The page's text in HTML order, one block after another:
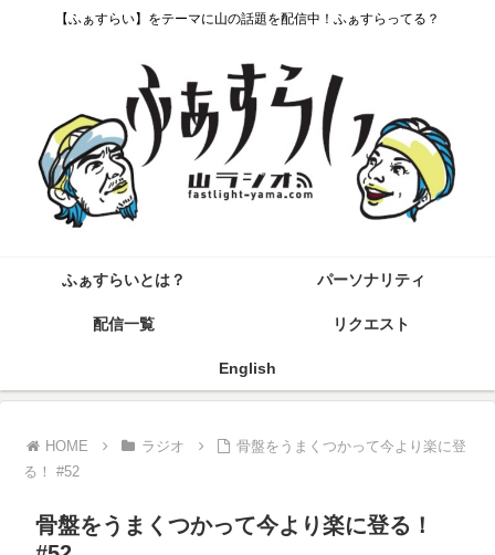
【ふぁすらい】をテーマに山の話題を配信中！ふぁすらってる？
ふぁすらいとは？ パーソナリティ
配信一覧 リクエスト
English
HOME ラジオ
骨盤をうまくつかって今より楽に登
る！ #52
骨盤をうまくつかって今より楽に登る！